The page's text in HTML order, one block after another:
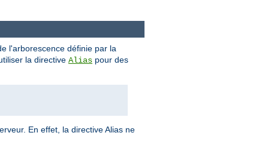
l'arborescence définie par la
la directive Alias pour des
En effet, la directive Alias ne